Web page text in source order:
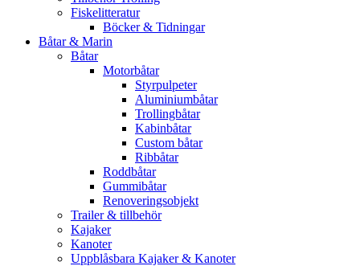
Fiskelitteratur
Böcker & Tidningar
Båtar & Marin
Båtar
Motorbåtar
Styrpulpeter
Aluminiumbåtar
Trollingbåtar
Kabinbåtar
Custom båtar
Ribbåtar
Roddbåtar
Gummibåtar
Renoveringsobjekt
Trailer & tillbehör
Kajaker
Kanoter
Uppblåsbara Kajaker & Kanoter